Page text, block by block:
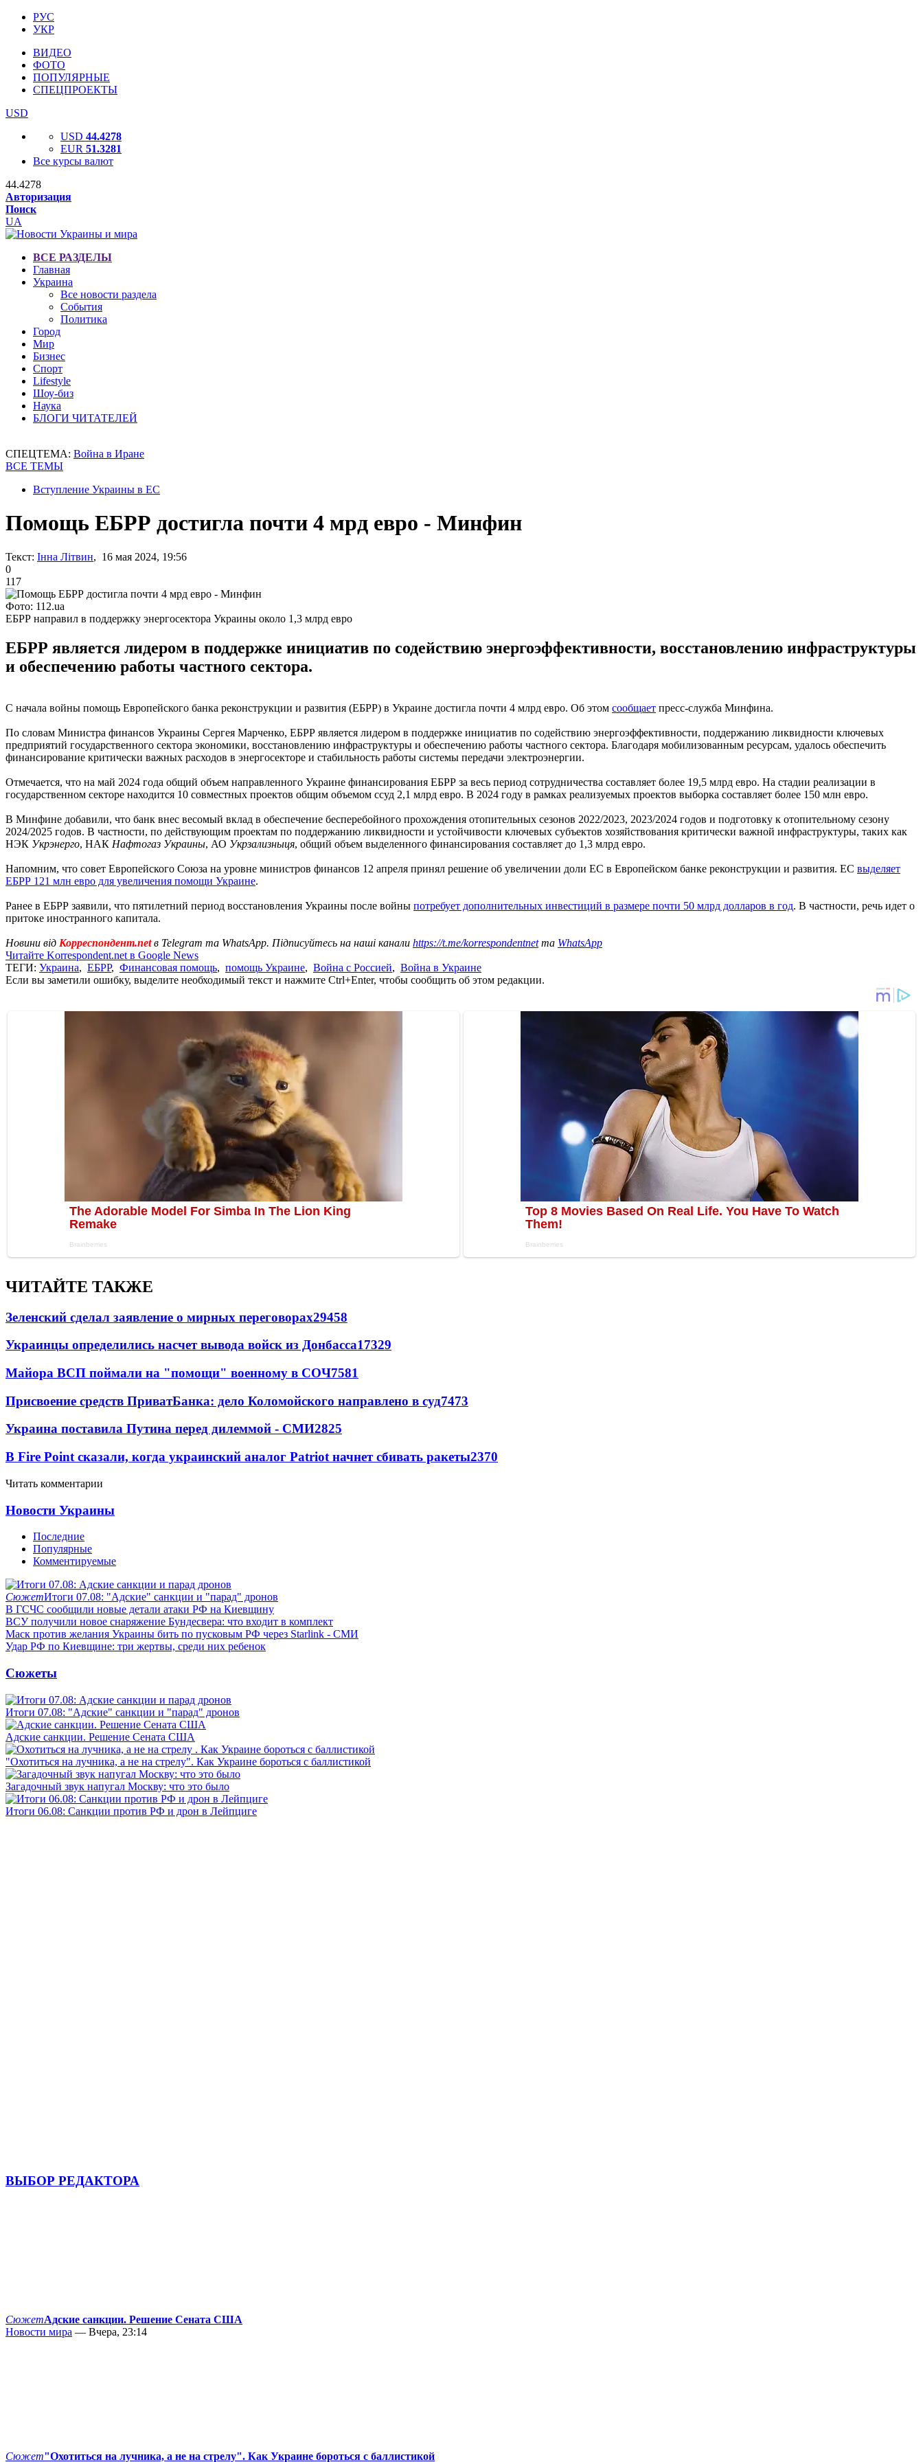
РУС
УКР
ВИДЕО
ФОТО
ПОПУЛЯРНЫЕ
СПЕЦПРОЕКТЫ
USD
USD 44.4278
EUR 51.3281
Все курсы валют
44.4278
Авторизация
Поиск
UA
ВСЕ РАЗДЕЛЫ
Главная
Украина
Все новости раздела
События
Политика
Город
Мир
Бизнес
Спорт
Lifestyle
Шоу-биз
Наука
БЛОГИ ЧИТАТЕЛЕЙ
СПЕЦТЕМА: Война в Иране
ВСЕ ТЕМЫ
Вступление Украины в ЕС
Помощь ЕБРР достигла почти 4 мрд евро - Минфин
Текст: Інна Літвин, 16 мая 2024, 19:56
0
117
Фото: 112.ua
ЕБРР направил в поддержку энергосектора Украины около 1,3 млрд евро
ЕБРР является лидером в поддержке инициатив по содействию энергоэффективности, восстановлению инфраструктуры
и обеспечению работы частного сектора.
С начала войны помощь Европейского банка реконструкции и развития (ЕБРР) в Украине достигла почти 4 млрд евро. Об этом сообщает пресс-служба Минфина.
По словам Министра финансов Украины Сергея Марченко, ЕБРР является лидером в поддержке инициатив по содействию энергоэффективности, поддержанию ликвидности ключевых
предприятий государственного сектора экономики, восстановлению инфраструктуры и обеспечению работы частного сектора. Благодаря мобилизованным ресурсам, удалось обеспечить
финансирование критически важных расходов в энергосекторе и стабильность работы системы передачи электроэнергии.
Отмечается, что на май 2024 года общий объем направленного Украине финансирования ЕБРР за весь период сотрудничества составляет более 19,5 млрд евро. На стадии реализации в
государственном секторе находится 10 совместных проектов общим объемом ссуд 2,1 млрд евро. В 2024 году в рамках реализуемых проектов выборка составляет более 150 млн евро.
В Минфине добавили, что банк внес весомый вклад в обеспечение бесперебойного прохождения отопительных сезонов 2022/2023, 2023/2024 годов и подготовку к отопительному сезону
2024/2025 годов. В частности, по действующим проектам по поддержанию ликвидности и устойчивости ключевых субъектов хозяйствования критически важной инфраструктуры, таких как
НЭК Укрэнерго, НАК Нафтогаз Украины, АО Укрзализныця, общий объем выделенного финансирования составляет до 1,3 млрд евро.
Напомним, что совет Европейского Союза на уровне министров финансов 12 апреля принял решение об увеличении доли ЕС в Европейском банке реконструкции и развития. ЕС выделяет
ЕБРР 121 млн евро для увеличения помощи Украине.
Ранее в ЕБРР заявили, что пятилетний период восстановления Украины после войны потребует дополнительных инвестиций в размере почти 50 млрд долларов в год. В частности, речь идет о
притоке иностранного капитала.
Новини від Корреспондент.netв Telegram та WhatsApp. Підписуйтесь на наші канали https://t.me/korrespondentnetта WhatsApp
Читайте Korrespondent.net в Google News
ТЕГИ: Украина, ЕБРР, Финансовая помощь, помощь Украине, Война с Россией, Война в Украине
Если вы заметили ошибку, выделите необходимый текст и нажмите Ctrl+Enter, чтобы сообщить об этом редакции.
ЧИТАЙТЕ ТАКЖЕ
Зеленский сделал заявление о мирных переговорах29458
Украинцы определились насчет вывода войск из Донбасса17329
Майора ВСП поймали на "помощи" военному в СОЧ7581
Присвоение средств ПриватБанка: дело Коломойского направлено в суд7473
Украина поставила Путина перед дилеммой - СМИ2825
В Fire Point сказали, когда украинский аналог Patriot начнет сбивать ракеты2370
Читать комментарии
Новости Украины
Последние
Популярные
Комментируемые
СюжетИтоги 07.08: "Адские" санкции и "парад" дронов
В ГСЧС сообщили новые детали атаки РФ на Киевщину
ВСУ получили новое снаряжение Бундесвера: что входит в комплект
Маск против желания Украины бить по пусковым РФ через Starlink - СМИ
Удар РФ по Киевщине: три жертвы, среди них ребенок
Сюжеты
Итоги 07.08: "Адские" санкции и "парад" дронов
Адские санкции. Решение Сената США
"Охотиться на лучника, а не на стрелу". Как Украине бороться с баллистикой
Загадочный звук напугал Москву: что это было
Итоги 06.08: Санкции против РФ и дрон в Лейпциге
ВЫБОР РЕДАКТОРА
СюжетАдские санкции. Решение Сената США
Новости мира — Вчера, 23:14
Сюжет"Охотиться на лучника, а не на стрелу". Как Украине бороться с баллистикой